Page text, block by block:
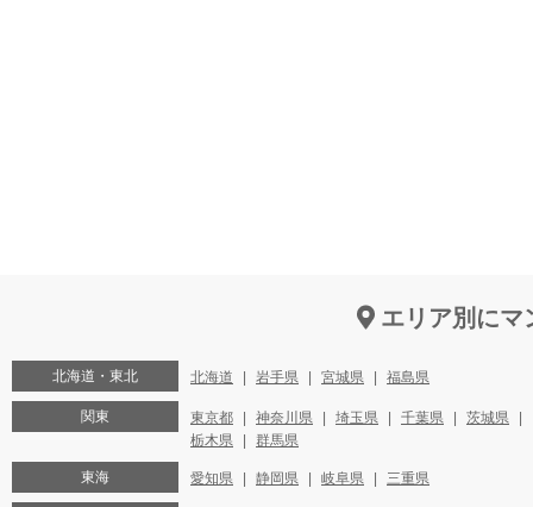
エリア別にマ
北海道・東北 北海道 岩手県 宮城県 福島県
関東 東京都 神奈川県 埼玉県 千葉県
茨城県
栃木県
群馬県
東海 愛知県 静岡県 岐阜県 三重県